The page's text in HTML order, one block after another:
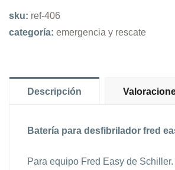
sku: ref-406
categoría: emergencia y rescate
Descripción
Batería para desfibrilador fred
Para equipo Fred Easy de Schiller.